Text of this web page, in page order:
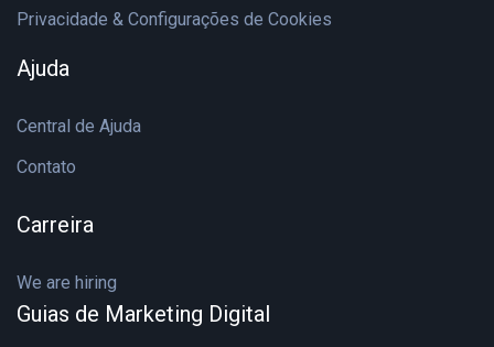
Privacidade & Configurações de Cookies
Ajuda
Central de Ajuda
Contato
Carreira
We are hiring
Guias de Marketing Digital